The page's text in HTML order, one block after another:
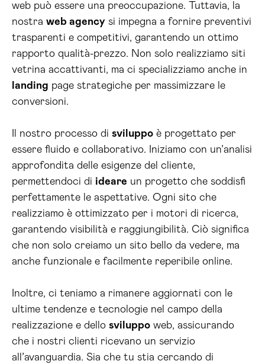
web può essere una preoccupazione. Tuttavia, la
nostra web agency si impegna a fornire preventivi
trasparenti e competitivi, garantendo un ottimo
rapporto qualità-prezzo. Non solo realizziamo siti
vetrina accattivanti, ma ci specializziamo anche in
landing page strategiche per massimizzare le
conversioni.
Il nostro processo di sviluppo è progettato per
essere fluido e collaborativo. Iniziamo con un’analisi
approfondita delle esigenze del cliente,
permettendoci di ideare un progetto che soddisfi
perfettamente le aspettative. Ogni sito che
realizziamo è ottimizzato per i motori di ricerca,
garantendo visibilità e raggiungibilità. Ciò significa
che non solo creiamo un sito bello da vedere, ma
anche funzionale e facilmente reperibile online.
Inoltre, ci teniamo a rimanere aggiornati con le
ultime tendenze e tecnologie nel campo della
realizzazione e dello sviluppo web, assicurando
che i nostri clienti ricevano un servizio
all’avanguardia. Sia che tu stia cercando di